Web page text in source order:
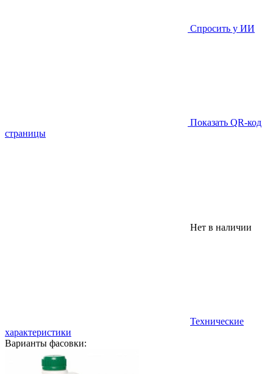
Спросить у ИИ
Показать QR-код
страницы
Нет в наличии
Технические
характеристики
Варианты фасовки: